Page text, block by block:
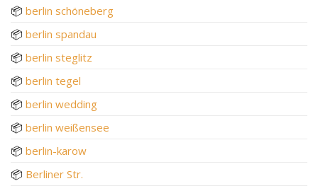
📦 berlin schöneberg
📦 berlin spandau
📦 berlin steglitz
📦 berlin tegel
📦 berlin wedding
📦 berlin weißensee
📦 berlin-karow
📦 Berliner Str.